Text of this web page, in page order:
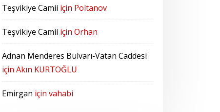
Teşvikiye Camii için Poltanov
Teşvikiye Camii için Orhan
Adnan Menderes Bulvarı-Vatan Caddesi
için Akın KURTOĞLU
Emirgan için vahabi